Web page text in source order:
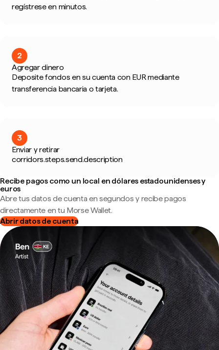
regístrese en minutos.
2
Agregar dinero
Deposite fondos en su cuenta con EUR mediante
transferencia bancaria o tarjeta.
3
Enviar y retirar
corridors.steps.send.description
Recibe pagos como un local en dólares estadounidenses y
euros
Abre tus datos de cuenta en segundos y recibe pagos
directamente en tu Morse Wallet.
Abrir datos de cuenta